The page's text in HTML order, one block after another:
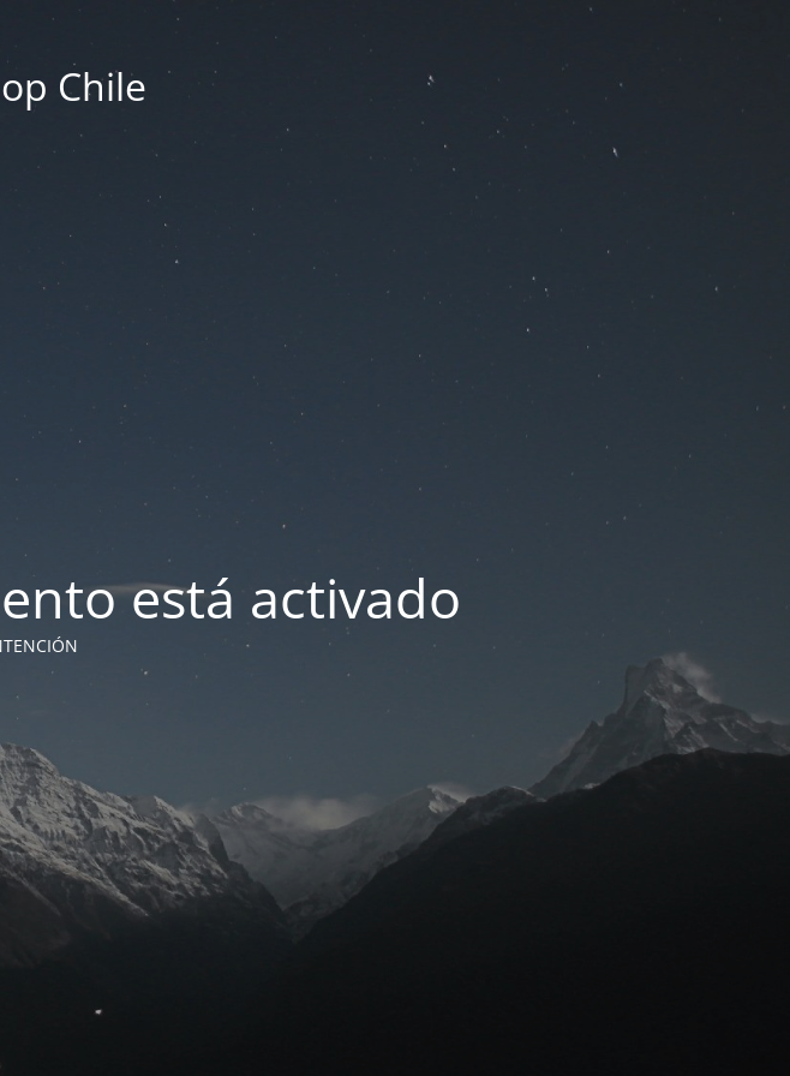
Chile
está activado